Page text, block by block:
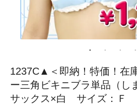
1237C▲＜即納！特価！在
ー三角ビキニブラ単品（し
サックス×白 サイズ：Ｆ